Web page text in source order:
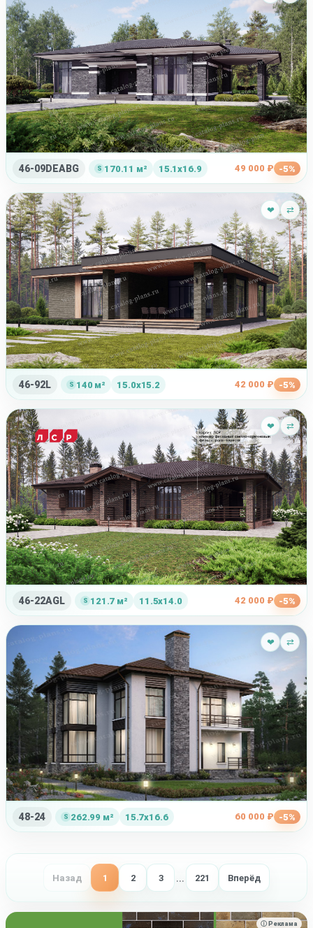
46-09DEABG 170.11 м² 15.1x16.9 49 000 ₽ -5%
❤ ⇄
46-92L 140 м² 15.0x15.2 42 000 ₽ -5%
❤ ⇄
46-22AGL 121.7 м² 11.5x14.0 42 000 ₽ -5%
❤ ⇄
48-24 262.99 м² 15.7x16.6 60 000 ₽ -5%
Назад 1 2 3 … 221 Вперёд
ⓘ Реклама